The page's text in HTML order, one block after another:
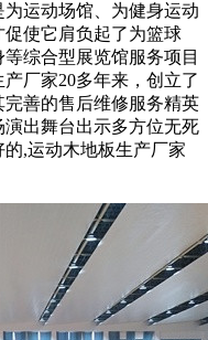
运动场馆、为健身运动
使它肩负起了为篮球
综合型展览馆服务项目
厂家20多年来，创立了
善的售后维修服务精英
出舞台出示多方位无死
,运动木地板生产厂家